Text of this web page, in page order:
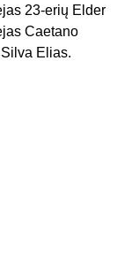
23-erių Elder
Caetano
Elias.